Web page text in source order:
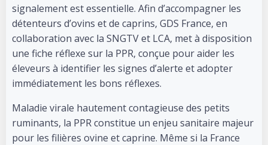
signalement est essentielle. Afin d’accompagner les
détenteurs d’ovins et de caprins, GDS France, en
collaboration avec la SNGTV et LCA, met à disposition
une fiche réflexe sur la PPR, conçue pour aider les
éleveurs à identifier les signes d’alerte et adopter
immédiatement les bons réflexes.
Maladie virale hautement contagieuse des petits
ruminants, la PPR constitue un enjeu sanitaire majeur
pour les filières ovine et caprine. Même si la France